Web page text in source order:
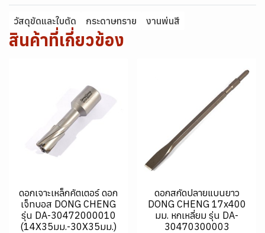
วัสดุขัดและใบตัด กระดาษทราย งานพ่นสี
สินค้าที่เกี่ยวข้อง
ดอกเจาะเหล็กคัตเตอร์ ดอก
เจ็ทบอส DONG CHENG
รุ่น DA-30472000010
(14X35มม.-30X35มม.)
ดอกสกัดปลายแบนยาว
DONG CHENG 17x400
มม. หกเหลี่ยม รุ่น DA-
30470300003